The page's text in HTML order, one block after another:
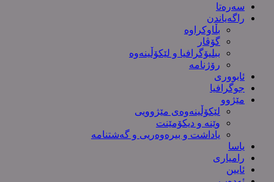
سەرەتا
راگەیاندن
بڵاوکراوە
گۆڤار
ببلیۆگرافیا و لێکۆڵینەوە
رۆژنامە
ئابووری
جوگرافیا
مێژوو
لێکۆڵینەوەی مێژوویی
وێنە و دیکۆمێنت
یاداشت و بیره‌وه‌ریی و گەشتنامە
یاسا
رامیاری
ئایین